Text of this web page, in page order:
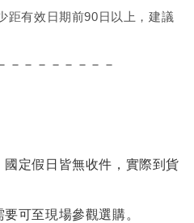
距有效日期前90日以上，建議
－－－－－－－－
國定假日皆無收件，實際到貨
可至現場參觀選購。